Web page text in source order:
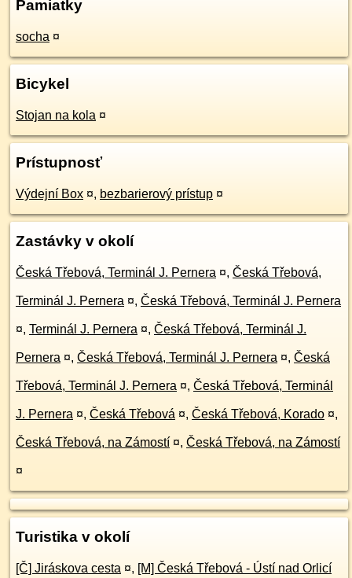
Pamiatky
socha ¤
Bicykel
Stojan na kola ¤
Prístupnosť
Výdejní Box ¤, bezbarierový prístup ¤
Zastávky v okolí
Česká Třebová, Terminál J. Pernera ¤, Česká Třebová,
Terminál J. Pernera ¤, Česká Třebová, Terminál J. Pernera
¤, Terminál J. Pernera ¤, Česká Třebová, Terminál J.
Pernera ¤, Česká Třebová, Terminál J. Pernera ¤, Česká
Třebová, Terminál J. Pernera ¤, Česká Třebová, Terminál
J. Pernera ¤, Česká Třebová ¤, Česká Třebová, Korado ¤,
Česká Třebová, na Zámostí ¤, Česká Třebová, na Zámostí
¤
Turistika v okolí
[Č] Jiráskova cesta ¤, [M] Česká Třebová - Ústí nad Orlicí